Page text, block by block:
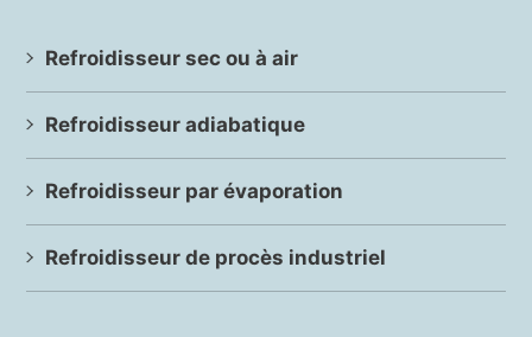
Refroidisseur sec ou à air
Refroidisseur adiabatique
Refroidisseur par évaporation
Refroidisseur de procès industriel